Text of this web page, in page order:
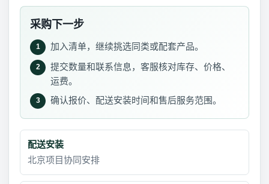
采购下一步
1 加入清单，继续挑选同类或配套产品。
2
提交数量和联系信息，客服核对库存、价格、
运费。
3 确认报价、配送安装时间和售后服务范围。
配送安装
北京项目协同安排